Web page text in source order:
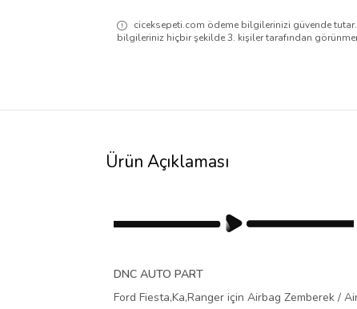
ciceksepeti.com ödeme bilgilerinizi güvende tutar.
bilgileriniz hiçbir şekilde 3. kişiler tarafından
Ürün Açıklaması
DNC AUTO PART
Ford Fiesta,Ka,Ranger için Airbag Zemberek /